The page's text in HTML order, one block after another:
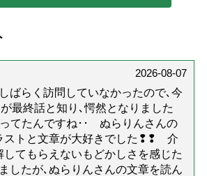
2026-08-07
ばらく訪問していなかったので､今
最終話と知り､愕然となりました
てたんですね･･ ぬらりんさんの
ストと文章が大好きでした❢❢ 介
てもらえないもどかしさを感じた
したが､ぬらりんさんの文章を読ん